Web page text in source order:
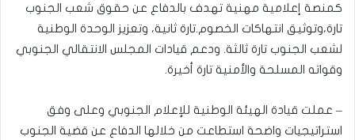
كمنصة إعلامية مهنية تهدف بالدفاع عن حقوق شعب الجنوب
تارة،وتوثيق انتهاكات الخصوم.تارة ثانية، وتعزيز الوحدة الوطنية
لشعب الجنوب تارة ثالثة. ودعم قيادات المجلس الانتقالي الجنوبي
وقواته المسلحة والأمنية تارة أخيرة.
– عملت قيادة الهيئة الوطنية للإعلام الجنوبي وعلى وفق
استراتيجيات واضحة استطاعت من خلالها الدفاع عن قضية الجنوب